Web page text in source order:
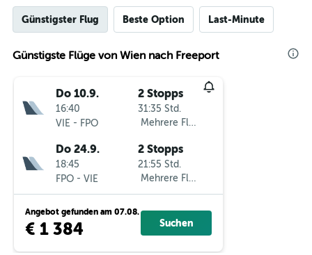
Günstigster Flug Beste Option Last-Minute
Günstigste Flüge von Wien nach Freeport
Do 10.9.
16:40
VIE - FPO
2 Stopps
31:35 Std.
Mehrere Fluglinien
Do 24.9.
18:45
FPO - VIE
2 Stopps
21:55 Std.
Mehrere Fluglinien
Angebot gefunden am 07.08.
€ 1 384 Suchen